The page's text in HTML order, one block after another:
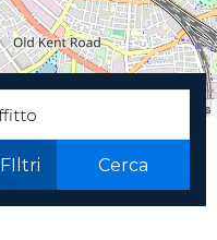
Leaflet contributors
FIltri Cerca